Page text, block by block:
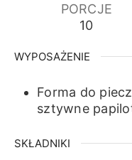
PORCJE
10
WYPOSAŻENIE
Forma do
sztywne
SKŁADNIKI